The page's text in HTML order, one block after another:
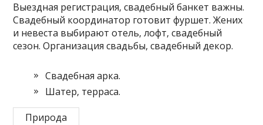
Выездная регистрация‚ свадебный банкет важны.
Свадебный координатор готовит фуршет. Жених
и невеста выбирают отель‚ лофт‚ свадебный
сезон. Организация свадьбы, свадебный декор.
Свадебная арка.
Шатер‚ терраса.
Природа